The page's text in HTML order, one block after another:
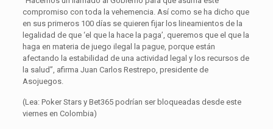
compromiso con toda la vehemencia. Así como se ha dicho que
en sus primeros 100 días se quieren fijar los lineamientos de la
legalidad de que ‘el que la hace la paga’, queremos que el que la
haga en materia de juego ilegal la pague, porque están
afectando la estabilidad de una actividad legal y los recursos de
la salud”, afirma Juan Carlos Restrepo, presidente de
Asojuegos.
(Lea: Poker Stars y Bet365 podrían ser bloqueadas desde este
viernes en Colombia)